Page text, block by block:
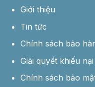
Giới thiệu
Tin tức
Chính sách bảo
Giải quyết khiếu nại
Chính sách bảo